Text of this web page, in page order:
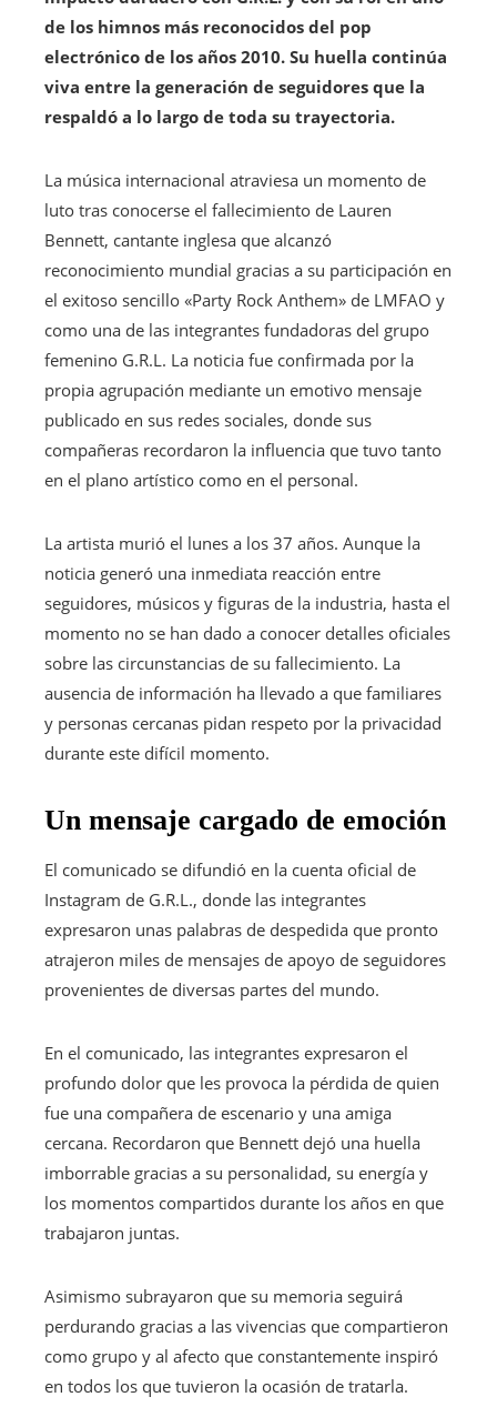
de los himnos más reconocidos del pop
electrónico de los años 2010. Su huella continúa
viva entre la generación de seguidores que la
respaldó a lo largo de toda su trayectoria.
La música internacional atraviesa un momento de
luto tras conocerse el fallecimiento de Lauren
Bennett, cantante inglesa que alcanzó
reconocimiento mundial gracias a su participación en
el exitoso sencillo «Party Rock Anthem» de LMFAO y
como una de las integrantes fundadoras del grupo
femenino G.R.L. La noticia fue confirmada por la
propia agrupación mediante un emotivo mensaje
publicado en sus redes sociales, donde sus
compañeras recordaron la influencia que tuvo tanto
en el plano artístico como en el personal.
La artista murió el lunes a los 37 años. Aunque la
noticia generó una inmediata reacción entre
seguidores, músicos y figuras de la industria, hasta el
momento no se han dado a conocer detalles oficiales
sobre las circunstancias de su fallecimiento. La
ausencia de información ha llevado a que familiares
y personas cercanas pidan respeto por la privacidad
durante este difícil momento.
Un mensaje cargado de emoción
El comunicado se difundió en la cuenta oficial de
Instagram de G.R.L., donde las integrantes
expresaron unas palabras de despedida que pronto
atrajeron miles de mensajes de apoyo de seguidores
provenientes de diversas partes del mundo.
En el comunicado, las integrantes expresaron el
profundo dolor que les provoca la pérdida de quien
fue una compañera de escenario y una amiga
cercana. Recordaron que Bennett dejó una huella
imborrable gracias a su personalidad, su energía y
los momentos compartidos durante los años en que
trabajaron juntas.
Asimismo subrayaron que su memoria seguirá
perdurando gracias a las vivencias que compartieron
como grupo y al afecto que constantemente inspiró
en todos los que tuvieron la ocasión de tratarla.